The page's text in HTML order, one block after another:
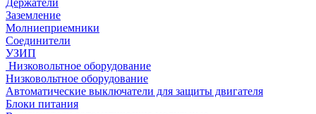
Держатели
Заземление
Молниеприемники
Соединители
УЗИП
Низковольтное оборудование
Низковольтное оборудование
Автоматические выключатели для защиты двигателя
Блоки питания